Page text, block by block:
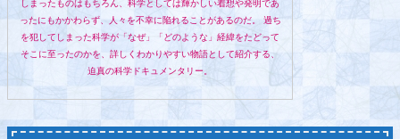
しまったものはもちろん、科学としては輝かしい着想や発明であ
ったにもかかわらず、人々を不幸に陥れることがあるのだ。 過ち
を犯してしまった科学が「なぜ」「どのような」経緯をたどって
そこに至ったのかを、詳しくわかりやすい物語として紹介する、
迫真の科学ドキュメンタリー。